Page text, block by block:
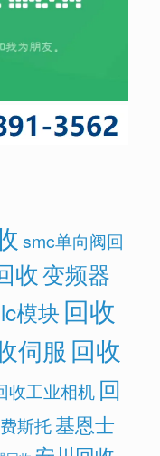
smc单向阀回
收变频器
模块 回收
伺服 回收
收工业相机 回
斯托基恩士